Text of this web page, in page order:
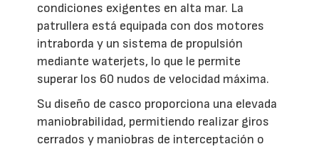
condiciones exigentes en alta mar. La
patrullera está equipada con dos motores
intraborda y un sistema de propulsión
mediante waterjets, lo que le permite
superar los 60 nudos de velocidad máxima.
Su diseño de casco proporciona una elevada
maniobrabilidad, permitiendo realizar giros
cerrados y maniobras de interceptación o